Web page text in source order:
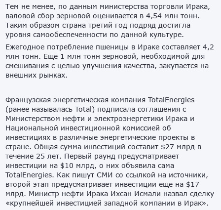
Тем не менее, по данным министерства торговли Ирака,
валовой сбор зерновой оценивается в 4,54 млн тонн.
Таким образом страна третий год подряд достигла
уровня самообеспеченности по данной культуре.
Ежегодное потребление пшеницы в Ираке составляет 4,2
млн тонн. Еще 1 млн тонн зерновой, необходимой для
смешивания с целью улучшения качества, закупается на
внешних рынках.
Французская энергетическая компания TotalEnergies
(ранее называлась Total) подписала соглашения с
Министерством нефти и электроэнергетики Ирака и
Национальной инвестиционной комиссией об
инвестициях в различные энергетические проекты в
стране. Общая сумма инвестиций составит $27 млрд в
течение 25 лет. Первый раунд предусматривает
инвестиции на $10 млрд, о них объявила сама
TotalEnergies. Как пишут СМИ со ссылкой на источники,
второй этап предусматривает инвестиции еще на $17
млрд. Министр нефти Ирака Ихсан Исмали назвал сделку
«крупнейшей инвестицией западной компании в Ирак».